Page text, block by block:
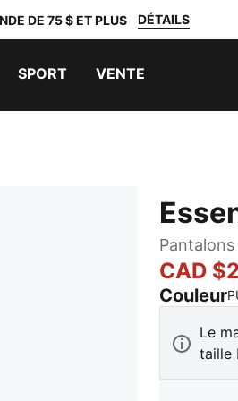
DE 75 $ ET PLUS DÉTAILS
SPORT VENTE
CAD
Couleur
Le
taille